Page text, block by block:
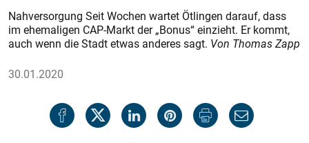
Nahversorgung Seit Wochen wartet Ötlingen darauf, dass
im ehemaligen CAP-Markt der „Bonus“ einzieht. Er kommt,
auch wenn die Stadt etwas anderes sagt. Von Thomas Zapp
30.01.2020